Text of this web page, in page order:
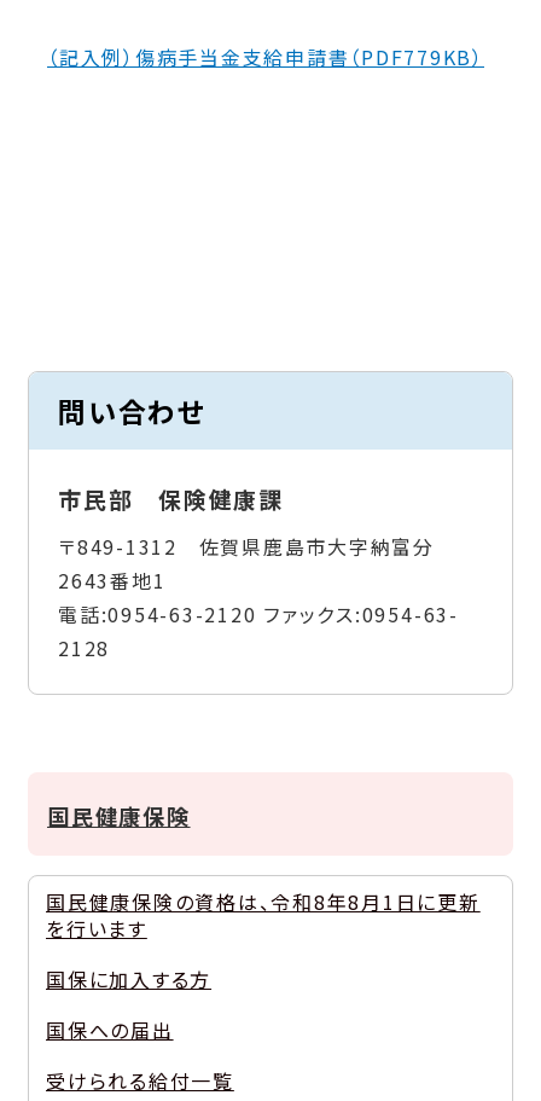
（記入例）傷病手当金支給申請書（PDF779KB）
問い合わせ
市民部 保険健康課
〒849-1312 佐賀県鹿島市大字納富分
2643番地1
電話:0954-63-2120 ファックス:0954-63-
2128
国民健康保険
国民健康保険の資格は、令和8年8月1日に更新
を行います
国保に加入する方
国保への届出
受けられる給付一覧